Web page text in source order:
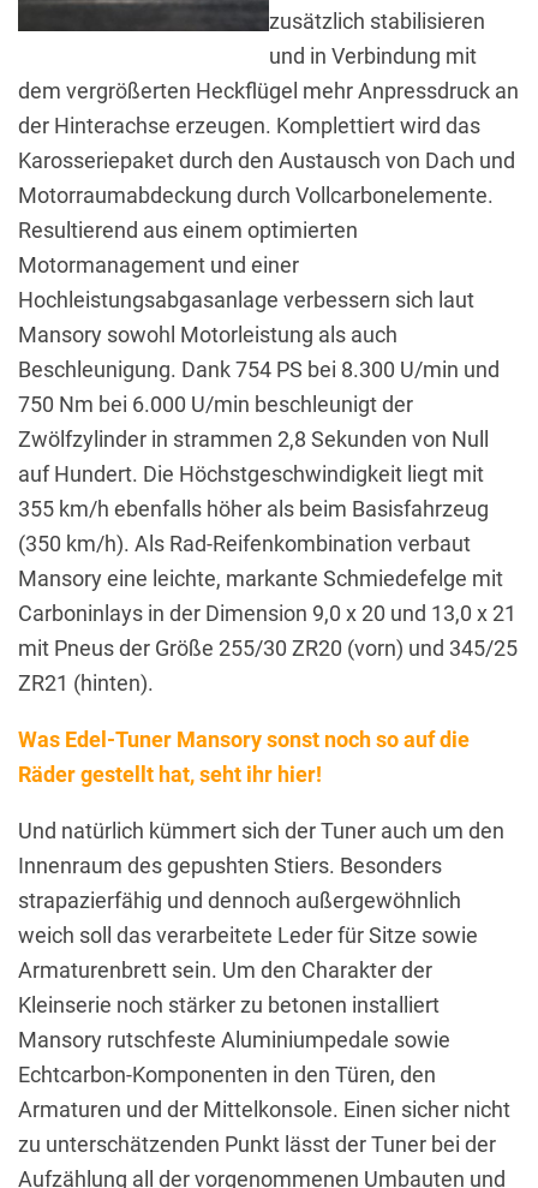
zusätzlich stabilisieren
und in Verbindung mit
dem vergrößerten Heckflügel mehr Anpressdruck an
der Hinterachse erzeugen. Komplettiert wird das
Karosseriepaket durch den Austausch von Dach und
Motorraumabdeckung durch Vollcarbonelemente.
Resultierend aus einem optimierten
Motormanagement und einer
Hochleistungsabgasanlage verbessern sich laut
Mansory sowohl Motorleistung als auch
Beschleunigung. Dank 754 PS bei 8.300 U/min und
750 Nm bei 6.000 U/min beschleunigt der
Zwölfzylinder in strammen 2,8 Sekunden von Null
auf Hundert. Die Höchstgeschwindigkeit liegt mit
355 km/h ebenfalls höher als beim Basisfahrzeug
(350 km/h). Als Rad-Reifenkombination verbaut
Mansory eine leichte, markante Schmiedefelge mit
Carboninlays in der Dimension 9,0 x 20 und 13,0 x 21
mit Pneus der Größe 255/30 ZR20 (vorn) und 345/25
ZR21 (hinten).
Was Edel-Tuner Mansory sonst noch so auf die
Räder gestellt hat, seht ihr hier!
Und natürlich kümmert sich der Tuner auch um den
Innenraum des gepushten Stiers. Besonders
strapazierfähig und dennoch außergewöhnlich
weich soll das verarbeitete Leder für Sitze sowie
Armaturenbrett sein. Um den Charakter der
Kleinserie noch stärker zu betonen installiert
Mansory rutschfeste Aluminiumpedale sowie
Echtcarbon-Komponenten in den Türen, den
Armaturen und der Mittelkonsole. Einen sicher nicht
zu unterschätzenden Punkt lässt der Tuner bei der
Aufzählung all der vorgenommenen Umbauten und